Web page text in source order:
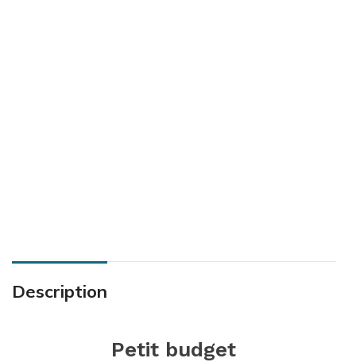
Description
Petit budget